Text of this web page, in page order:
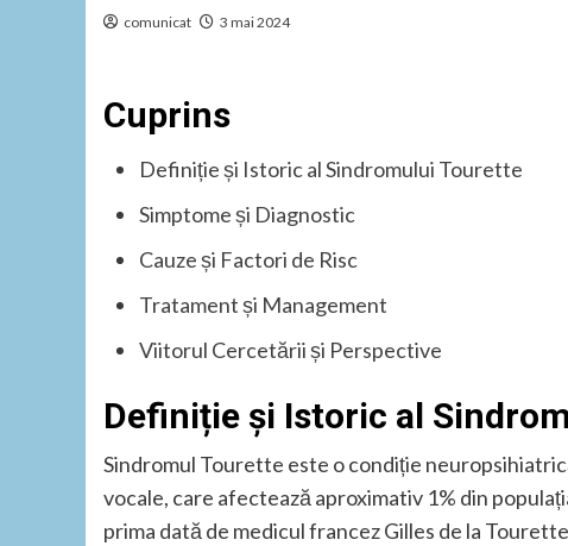
comunicat 3 mai 2024
Cuprins
Definiție și Istoric al Sindromului Tourette
Simptome și Diagnostic
Cauze și Factori de Risc
Tratament și Management
Viitorul Cercetării și Perspective
Definiție și Istoric al
Sindromul Tourette este o condiție
vocale, care afectează aproximativ 1% din
prima dată de medicul francez Gilles de la